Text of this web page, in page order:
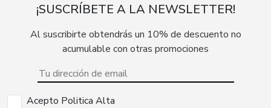
¡SUSCRÍBETE A LA NEWSLETTER!
Al suscribirte obtendrás un 10% de descuento no
acumulable con otras promociones
Acepto Politica Alta